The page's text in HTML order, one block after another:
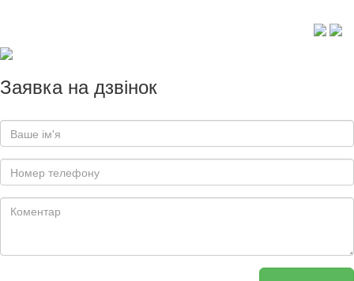
Заявка на дзвінок